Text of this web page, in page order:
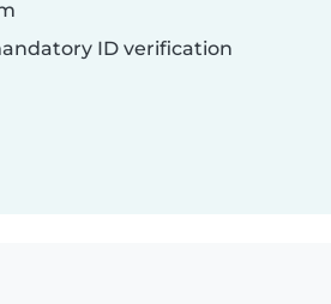
ID verification